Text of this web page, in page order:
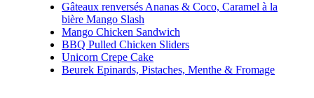
Gâteaux renversés Ananas & Coco, Caramel à la
bière Mango Slash
Mango Chicken Sandwich
BBQ Pulled Chicken Sliders
Unicorn Crepe Cake
Beurek Epinards, Pistaches, Menthe & Fromage